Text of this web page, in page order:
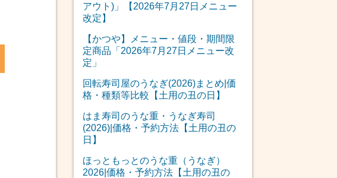
アウト)」【2026年7月27日メニュー
改定】
【かつや】メニュー・値段・期間限
定商品「2026年7月27日メニュー改
定」
回転寿司屋のうなぎ(2026)まとめ|価
格・種類等比較【土用の丑の日】
はま寿司のうな重・うなぎ寿司
(2026)|価格・予約方法【土用の丑の
日】
ほっともっとのうな重（うなぎ）
2026|価格・予約方法【土用の丑の